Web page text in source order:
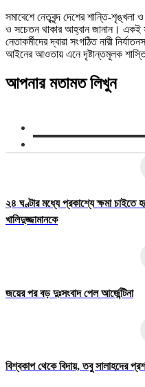
সমাবেশে নেতৃবৃন্দ দেশের শান্তি-
ও সচেতন থাকার আহ্বান জানান। একই
নেতাকর্মীদের দ্বারা সংগঠিত নারী
আইনের আওতায় এনে দৃষ্টান্তমূলক
আপনার মতামত লিখুন
২৪ ঘণ্টার মধ্যে প্রকাশ্যে ক্ষমা চাইতে
খালিদুজ্জামানকে
জয়ের পর বড় দুঃসংবাদ পেল আর্জেন্টিনা
বিশ্বকাপ থেকে বিদায়, তবু সালাহদের